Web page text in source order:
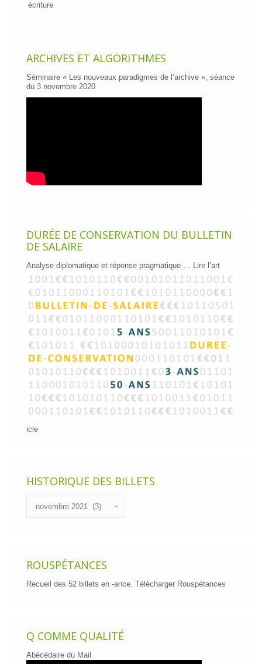
écriture
ARCHIVES ET ALGORITHMES
Séminaire « Les nouveaux paradigmes de l’archive », séance
du 3 novembre 2020
DURÉE DE CONSERVATION DU BULLETIN
DE SALAIRE
Analyse diplomatique et réponse pragmatique…. Lire l’art
icle
HISTORIQUE DES BILLETS
des
billets
ROUSPÉTANCES
Recueil des 52 billets en -ance. Télécharger Rouspétances
Q COMME QUALITÉ
Abécédaire du Mail